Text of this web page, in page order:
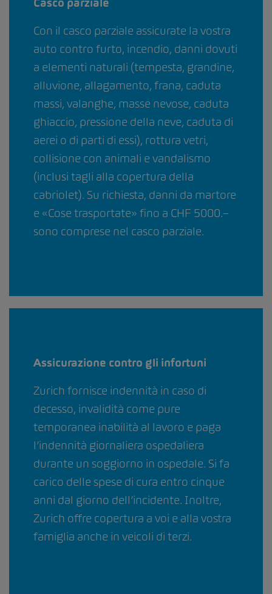
Casco parziale
Con il casco parziale assicurate la vostra
auto contro furto, incendio, danni dovuti
a elementi naturali (tempesta, grandine,
alluvione, allagamento, frana, caduta
massi, valanghe, masse nevose, caduta
ghiaccio, pressione della neve, caduta di
aerei o di parti di essi), rottura vetri,
collisione con animali e vandalismo
(inclusi tagli alla copertura della
cabriolet). Su richiesta, danni da martore
e «Cose trasportate» fino a CHF 5000.–
sono comprese nel casco parziale.
Assicurazione contro gli infortuni
Zurich fornisce indennità in caso di
decesso, invalidità come pure
temporanea inabilità al lavoro e paga
l’indennità giornaliera ospedaliera
durante un soggiorno in ospedale. Si fa
carico delle spese di cura entro cinque
anni dal giorno dell’incidente. Inoltre,
Zurich offre copertura a voi e alla vostra
famiglia anche in veicoli di terzi.